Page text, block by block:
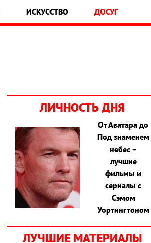
ИСКУССТВО ДОСУГ
ЛИЧНОСТЬ ДНЯ
От Аватара до
Под знаменем
небес –
лучшие
фильмы и
сериалы с
Сэмом
Уортингтоном
ЛУЧШИЕ МАТЕРИАЛЫ